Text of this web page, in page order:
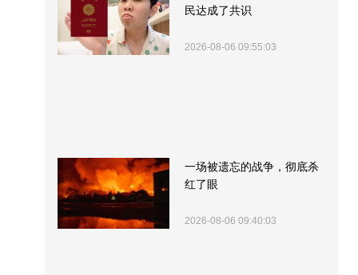
民达成了共识
2026-08-06 09:55:03
一场被遗忘的战争，彻底杀
红了眼
2026-08-06 09:40:03